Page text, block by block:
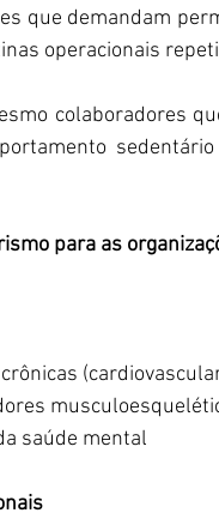
que demandam
operacionais
colaboradores
para as
saúde mental